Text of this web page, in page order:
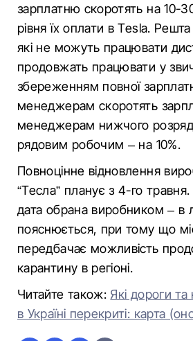
зарплатню скоротять на 10-
рівня їх оплати в Tesla. Решта
які не можуть працювати
продовжать працювати у
збереженням повної
менеджерам скоротять
менеджерам нижчого
рядовим робочим – на 10%.
Повноцінне відновлення
“Тесла” планує з 4-го
дата обрана виробником – в
пояснюється, при тому що
передбачає можливість
карантину в регіоні.
Читайте також: Які дороги та
в Україні перекриті: карта